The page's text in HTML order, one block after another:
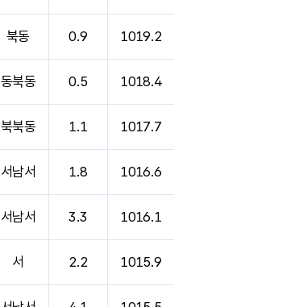
북동 0.9 1019.2
동북동 0.5 1018.4
북북동 1.1 1017.7
서남서 1.8 1016.6
서남서 3.3 1016.1
서 2.2 1015.9